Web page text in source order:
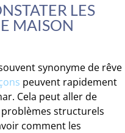
LES
MAISON
synonyme de rêve
peuvent rapidement
Cela peut aller de
structurels
comment les